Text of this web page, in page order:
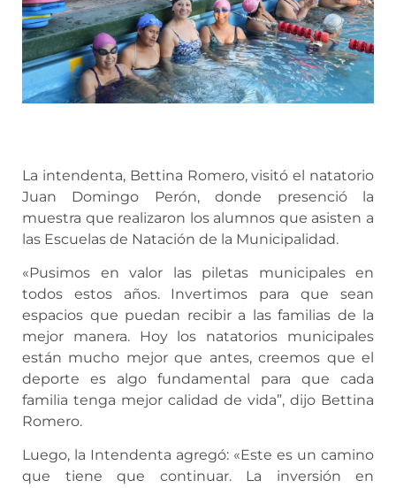
La intendenta, Bettina Romero, visitó el natatorio
Juan Domingo Perón, donde presenció la
muestra que realizaron los alumnos que asisten a
las Escuelas de Natación de la Municipalidad.
«Pusimos en valor las piletas municipales en
todos estos años. Invertimos para que sean
espacios que puedan recibir a las familias de la
mejor manera. Hoy los natatorios municipales
están mucho mejor que antes, creemos que el
deporte es algo fundamental para que cada
familia tenga mejor calidad de vida”, dijo Bettina
Romero.
Luego, la Intendenta agregó: «Este es un camino
que tiene que continuar. La inversión en